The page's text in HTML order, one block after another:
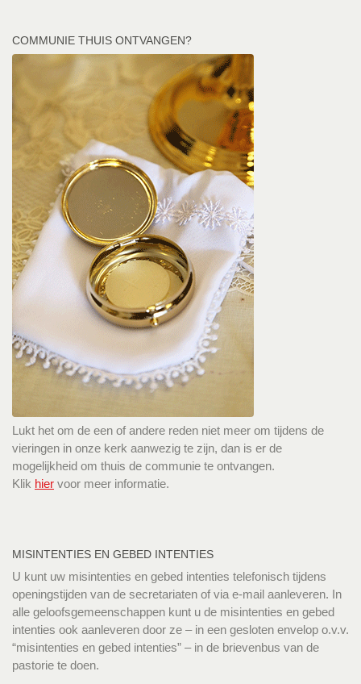
COMMUNIE THUIS ONTVANGEN?
Lukt het om de een of andere reden niet meer om tijdens de
vieringen in onze kerk aanwezig te zijn, dan is er de
mogelijkheid om thuis de communie te ontvangen.
Klik hier voor meer informatie.
MISINTENTIES EN GEBED INTENTIES
U kunt uw misintenties en gebed intenties telefonisch tijdens
openingstijden van de secretariaten of via e-mail aanleveren. In
alle geloofsgemeenschappen kunt u de misintenties en gebed
intenties ook aanleveren door ze – in een gesloten envelop o.v.v.
“misintenties en gebed intenties” – in de brievenbus van de
pastorie te doen.